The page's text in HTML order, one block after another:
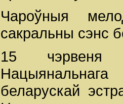
Чароўныя
сакральны сэнс
15 чэрвеня
беларускай